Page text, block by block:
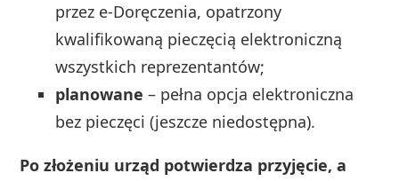
przez e-Doręczenia, opatrzony
kwalifikowaną pieczęcią elektroniczną
wszystkich reprezentantów;
planowane – pełna opcja elektroniczna
bez pieczęci (jeszcze niedostępna).
Po złożeniu urząd potwierdza przyjęcie, a